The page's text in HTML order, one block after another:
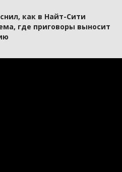
как в Найт-Сити
где приговоры выносит